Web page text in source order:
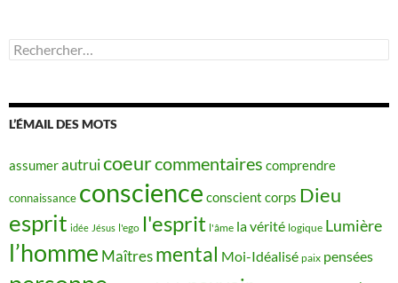
Rechercher :
L’ÉMAIL DES MOTS
assumerautruicoeurcommentaires comprendre
connaissance conscience conscient corps Dieu
esprit idée Jésus l'ego l'esprit l'âme la vérité logique Lumière
l’homme Maîtres mental Moi-Idéalisé paix pensées